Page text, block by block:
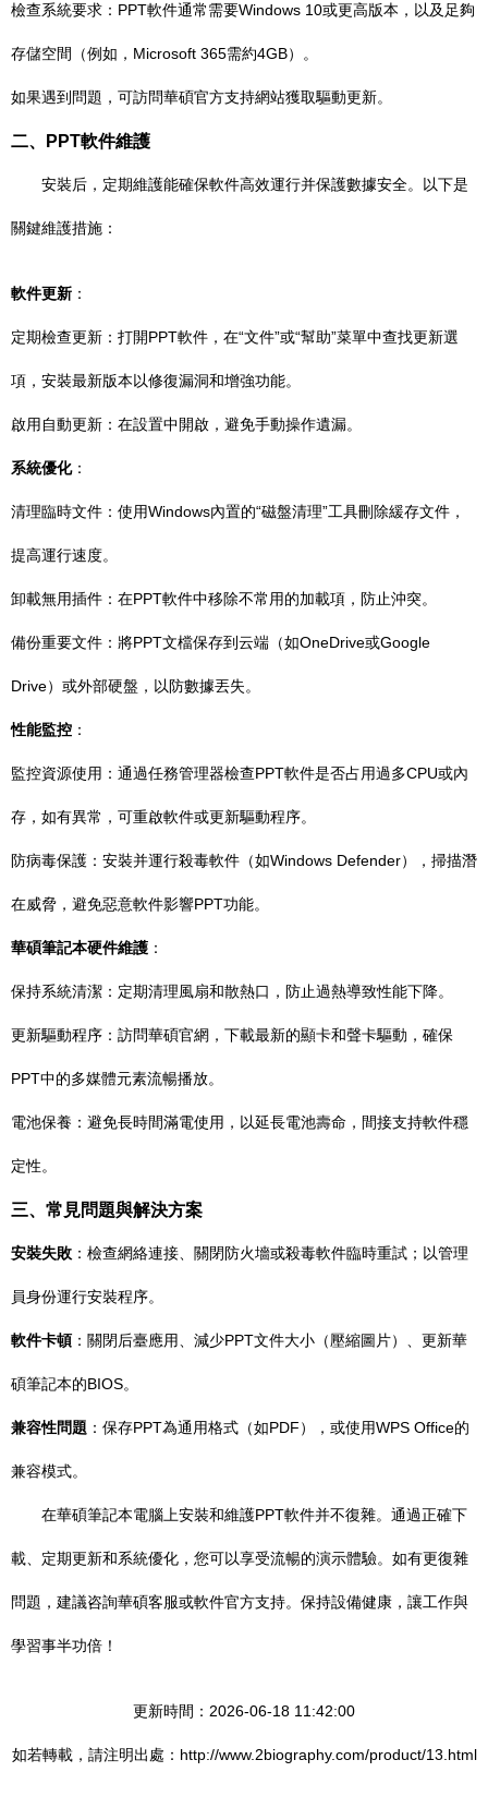
檢查系統要求：PPT軟件通常需要Windows 10或更高版本，以及足夠
存儲空間（例如，Microsoft 365需約4GB）。
如果遇到問題，可訪問華碩官方支持網站獲取驅動更新。
二、PPT軟件維護
安裝后，定期維護能確保軟件高效運行并保護數據安全。以下是
關鍵維護措施：
軟件更新 ：
定期檢查更新：打開PPT軟件，在“文件”或“幫助”菜單中查找更新選
項，安裝最新版本以修復漏洞和增強功能。
啟用自動更新：在設置中開啟，避免手動操作遺漏。
系統優化：
清理臨時文件：使用Windows內置的“磁盤清理”工具刪除緩存文件，
提高運行速度。
卸載無用插件：在PPT軟件中移除不常用的加載項，防止沖突。
備份重要文件：將PPT文檔保存到云端（如OneDrive或Google
Drive）或外部硬盤，以防數據丟失。
性能監控 ：
監控資源使用：通過任務管理器檢查PPT軟件是否占用過多CPU或內
存，如有異常，可重啟軟件或更新驅動程序。
防病毒保護：安裝并運行殺毒軟件（如Windows Defender），掃描潛
在威脅，避免惡意軟件影響PPT功能。
華碩筆記本硬件維護 ：
保持系統清潔：定期清理風扇和散熱口，防止過熱導致性能下降。
更新驅動程序：訪問華碩官網，下載最新的顯卡和聲卡驅動，確保
PPT中的多媒體元素流暢播放。
電池保養：避免長時間滿電使用，以延長電池壽命，間接支持軟件穩
定性。
三、常見問題與解決方案
安裝失敗 ：檢查網絡連接、關閉防火墻或殺毒軟件臨時重試；以管理
員身份運行安裝程序。
軟件卡頓：關閉后臺應用、減少PPT文件大小（壓縮圖片）、更新華
碩筆記本的BIOS。
兼容性問題 ：保存PPT為通用格式（如PDF），或使用WPS Office的
兼容模式。
在華碩筆記本電腦上安裝和維護PPT軟件并不復雜。通過正確下
載、定期更新和系統優化，您可以享受流暢的演示體驗。如有更復雜
問題，建議咨詢華碩客服或軟件官方支持。保持設備健康，讓工作與
學習事半功倍！
更新時間：2026-06-18 11:42:00
如若轉載，請注明出處：http://www.2biography.com/product/13.html